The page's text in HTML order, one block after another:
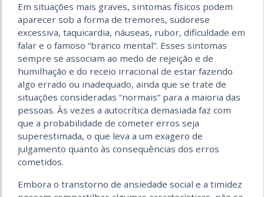
Em situações mais graves, sintomas físicos podem
aparecer sob a forma de tremores, sudorese
excessiva, taquicardia, náuseas, rubor, dificuldade em
falar e o famoso “branco mental”. Esses sintomas
sempre se associam ao medo de rejeição e de
humilhação e do receio irracional de estar fazendo
algo errado ou inadequado, ainda que se trate de
situações consideradas “normais” para a maioria das
pessoas. Às vezes a autocrítica demasiada faz com
que a probabilidade de cometer erros seja
superestimada, o que leva a um exagero de
julgamento quanto às consequências dos erros
cometidos.
Embora o transtorno de ansiedade social e a timidez